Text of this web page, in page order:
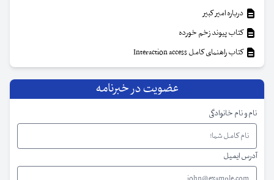
درباره امیر کبیر
کتاب پیوند زخم خورده
کتاب راهنمای کامل Interaction access
عضویت در خبرنامه
نام و نام خانوادگی
آدرس ایمیل